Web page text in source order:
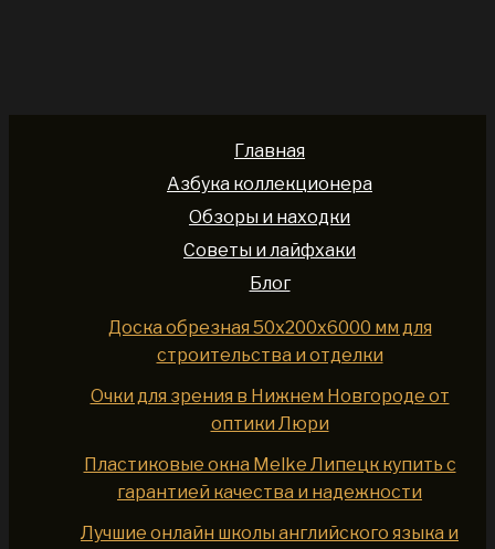
Главная
Азбука коллекционера
Обзоры и находки
Советы и лайфхаки
Блог
Доска обрезная 50x200x6000 мм для
строительства и отделки
Очки для зрения в Нижнем Новгороде от
оптики Люри
Пластиковые окна Melke Липецк купить с
гарантией качества и надежности
Лучшие онлайн школы английского языка и